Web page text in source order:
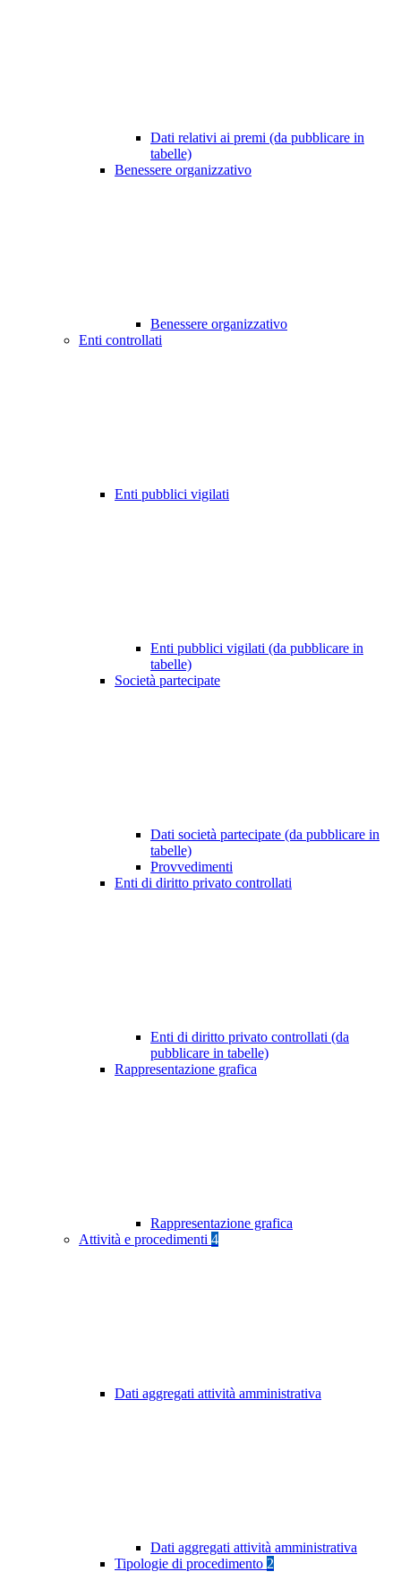
Dati relativi ai premi (da pubblicare in
tabelle)
Benessere organizzativo
Benessere organizzativo
Enti controllati
Enti pubblici vigilati
Enti pubblici vigilati (da pubblicare in
tabelle)
Società partecipate
Dati società partecipate (da pubblicare in
tabelle)
Provvedimenti
Enti di diritto privato controllati
Enti di diritto privato controllati (da
pubblicare in tabelle)
Rappresentazione grafica
Rappresentazione grafica
Attività e procedimenti 4
Dati aggregati attività amministrativa
Dati aggregati attività amministrativa
Tipologie di procedimento 2